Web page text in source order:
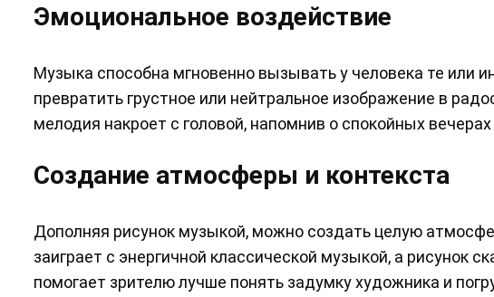
Эмоциональное воздействие
Музыка способна мгновенно вызывать у человека те
превратить грустное или нейтральное изображение в
мелодия накроет с головой, напомнив о спокойных
Создание атмосферы и контекста
Дополняя рисунок музыкой, можно создать целую
заиграет с энергичной классической музыкой, а рисунок
помогает зрителю лучше понять задумку художника и